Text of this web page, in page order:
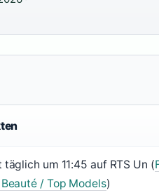
um 11:45 auf RTS Un (
/ Top Models)